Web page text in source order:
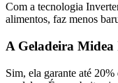
Com a tecnologia
alimentos, faz menos
A Geladeira Midea
Sim, ela garante até